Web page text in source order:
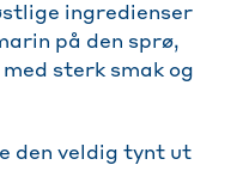
ingredienser
på den sprø,
sterk smak og
den veldig tynt ut